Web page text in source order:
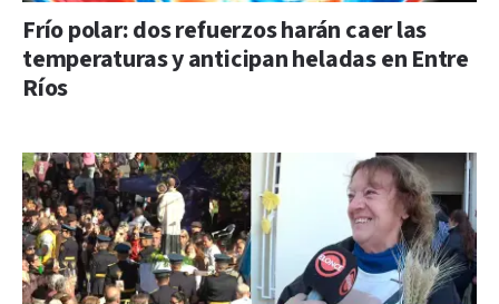
Frío polar: dos refuerzos harán caer las
temperaturas y anticipan heladas en Entre
Ríos